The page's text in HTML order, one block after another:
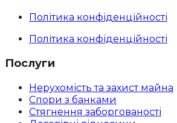
Політика конфіденційності
Політика конфіденційності
Послуги
Нерухомість та захист майна
Спори з банками
Стягнення заборгованості